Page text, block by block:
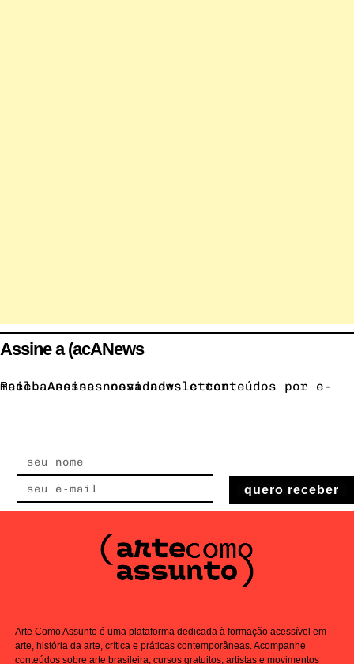
Assine a (acANews
Receba nossas novidades e conteúdos por e-mail. Assine nossa newsletter.
quero receber
Arte Como Assunto é uma plataforma dedicada à formação acessível em
arte, história da arte, crítica e práticas contemporâneas. Acompanhe
conteúdos sobre arte brasileira, cursos gratuitos, artistas e movimentos